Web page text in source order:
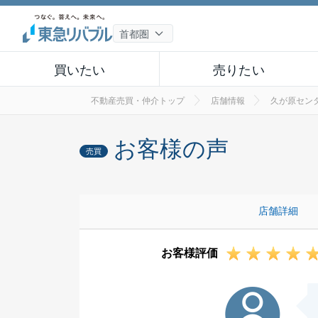
買いたい 売りたい
不動産売買・仲介トップ 店舗情報 久が原セン
売買 お客様の声
店舗詳細
お客様評価